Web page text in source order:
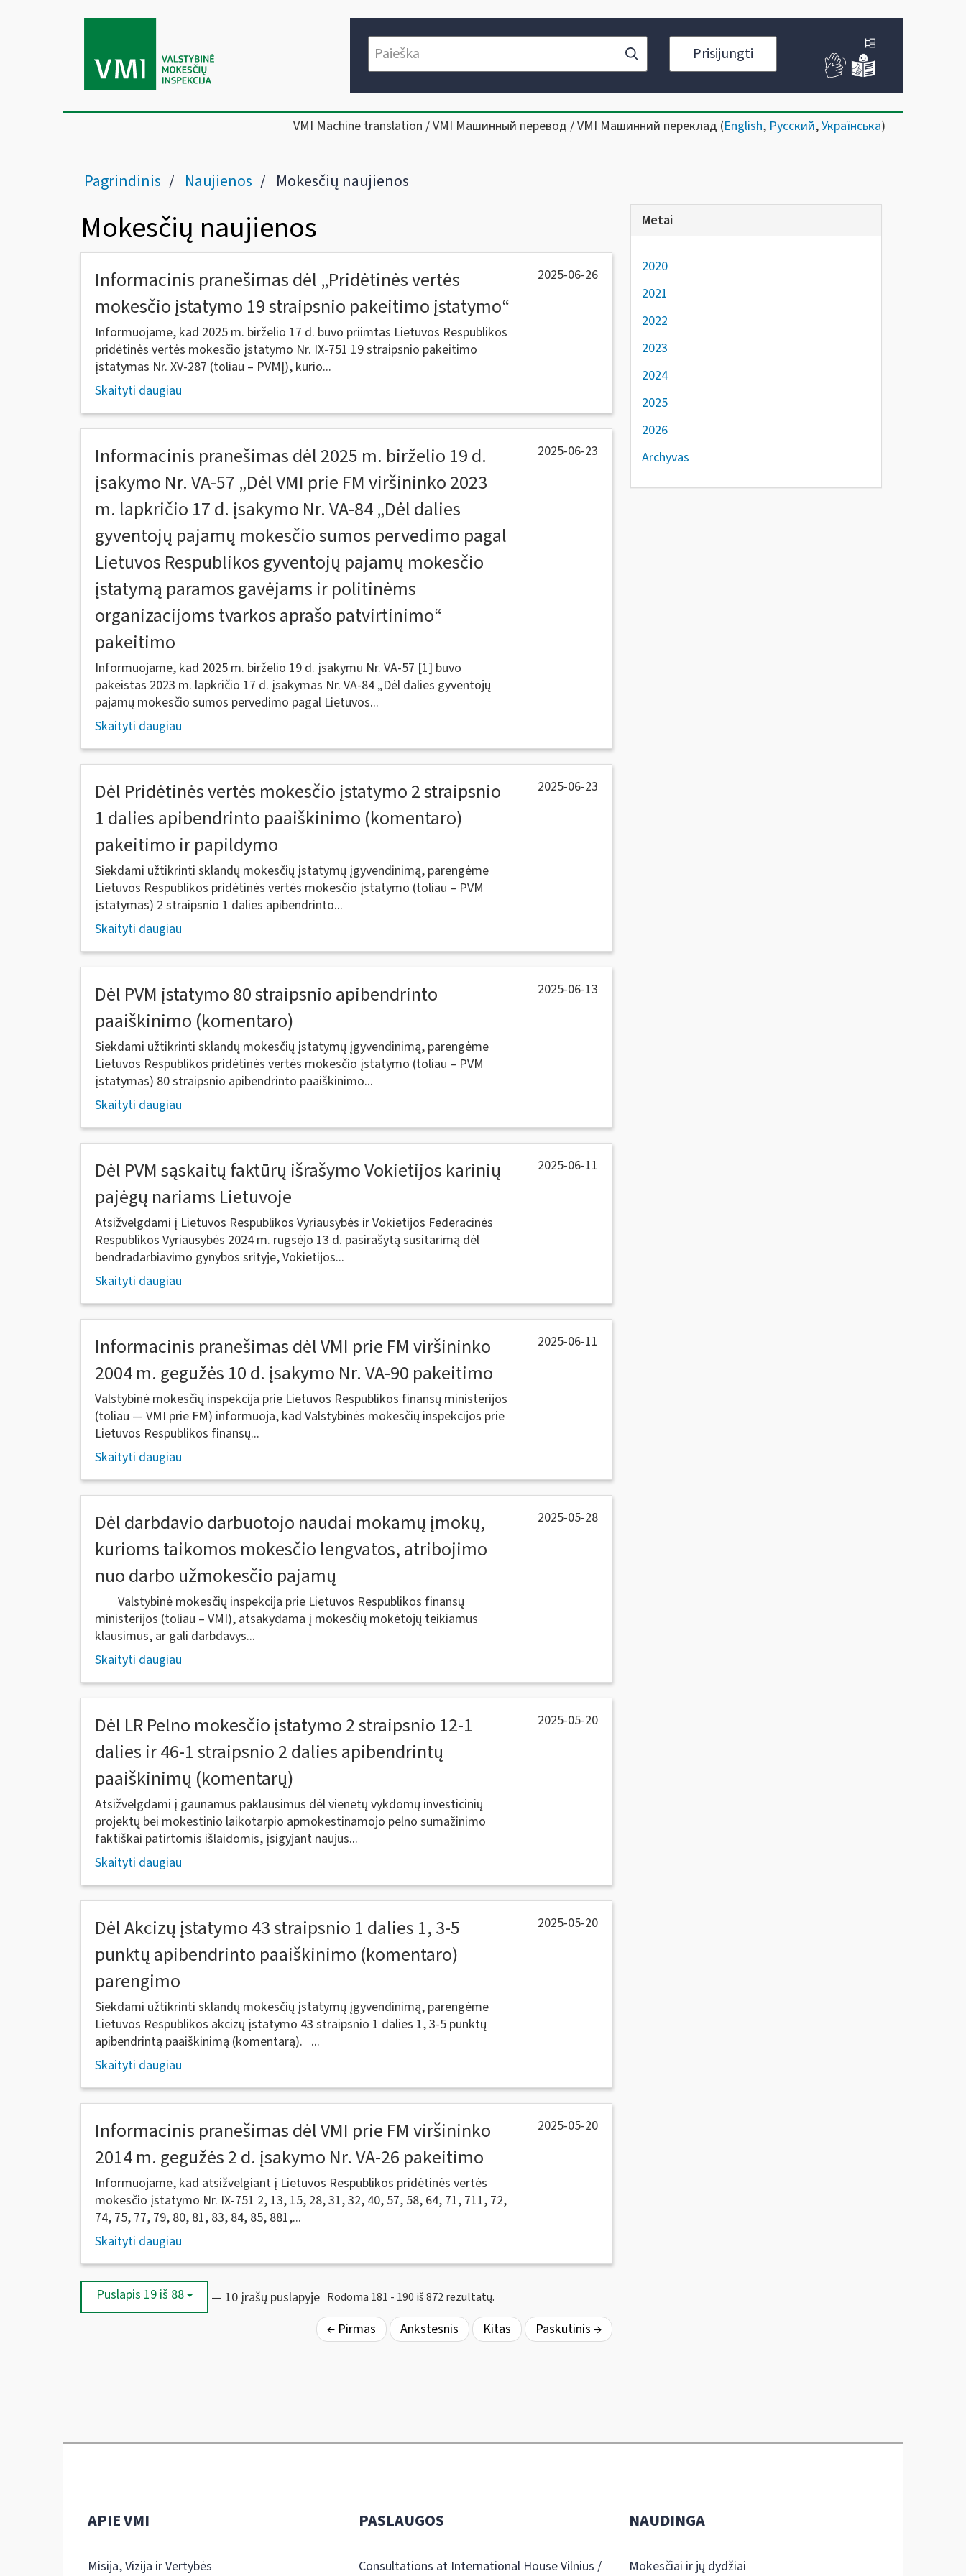
Prisijungti
VMI Machine translation / VMI Машинный перевод / VMI Машинний переклад (English, Русский,Українська)
Pagrindinis Naujienos Mokesčių naujienos
Mokesčių naujienos
Informacinis pranešimas dėl „Pridėtinės vertės
mokesčio įstatymo 19 straipsnio pakeitimo įstatymo“
2025-06-26
Informuojame, kad 2025 m. birželio 17 d. buvo priimtas Lietuvos Respublikos
pridėtinės vertės mokesčio įstatymo Nr. IX-751 19 straipsnio pakeitimo
įstatymas Nr. XV-287 (toliau – PVMĮ), kurio...
Skaityti daugiau
Informacinis pranešimas dėl 2025 m. birželio 19 d.
įsakymo Nr. VA-57 „Dėl VMI prie FM viršininko 2023
m. lapkričio 17 d. įsakymo Nr. VA-84 „Dėl dalies
gyventojų pajamų mokesčio sumos pervedimo pagal
Lietuvos Respublikos gyventojų pajamų mokesčio
įstatymą paramos gavėjams ir politinėms
organizacijoms tvarkos aprašo patvirtinimo“
pakeitimo
2025-06-23
Informuojame, kad 2025 m. birželio 19 d. įsakymu Nr. VA-57 [1] buvo
pakeistas 2023 m. lapkričio 17 d. įsakymas Nr. VA-84 „Dėl dalies gyventojų
pajamų mokesčio sumos pervedimo pagal Lietuvos...
Skaityti daugiau
Dėl Pridėtinės vertės mokesčio įstatymo 2 straipsnio
1 dalies apibendrinto paaiškinimo (komentaro)
pakeitimo ir papildymo
2025-06-23
Siekdami užtikrinti sklandų mokesčių įstatymų įgyvendinimą, parengėme
Lietuvos Respublikos pridėtinės vertės mokesčio įstatymo (toliau – PVM
įstatymas) 2 straipsnio 1 dalies apibendrinto...
Skaityti daugiau
Dėl PVM įstatymo 80 straipsnio apibendrinto
paaiškinimo (komentaro)
2025-06-13
Siekdami užtikrinti sklandų mokesčių įstatymų įgyvendinimą, parengėme
Lietuvos Respublikos pridėtinės vertės mokesčio įstatymo (toliau – PVM
įstatymas) 80 straipsnio apibendrinto paaiškinimo...
Skaityti daugiau
Dėl PVM sąskaitų faktūrų išrašymo Vokietijos karinių
pajėgų nariams Lietuvoje
2025-06-11
Atsižvelgdami į Lietuvos Respublikos Vyriausybės ir Vokietijos Federacinės
Respublikos Vyriausybės 2024 m. rugsėjo 13 d. pasirašytą susitarimą dėl
bendradarbiavimo gynybos srityje, Vokietijos...
Skaityti daugiau
Informacinis pranešimas dėl VMI prie FM viršininko
2004 m. gegužės 10 d. įsakymo Nr. VA-90 pakeitimo
2025-06-11
Valstybinė mokesčių inspekcija prie Lietuvos Respublikos finansų ministerijos
(toliau ― VMI prie FM) informuoja, kad Valstybinės mokesčių inspekcijos prie
Lietuvos Respublikos finansų...
Skaityti daugiau
Dėl darbdavio darbuotojo naudai mokamų įmokų,
kurioms taikomos mokesčio lengvatos, atribojimo
nuo darbo užmokesčio pajamų
2025-05-28
Valstybinė mokesčių inspekcija prie Lietuvos Respublikos finansų
ministerijos (toliau – VMI), atsakydama į mokesčių mokėtojų teikiamus
klausimus, ar gali darbdavys...
Skaityti daugiau
Dėl LR Pelno mokesčio įstatymo 2 straipsnio 12-1
dalies ir 46-1 straipsnio 2 dalies apibendrintų
paaiškinimų (komentarų)
2025-05-20
Atsižvelgdami į gaunamus paklausimus dėl vienetų vykdomų investicinių
projektų bei mokestinio laikotarpio apmokestinamojo pelno sumažinimo
faktiškai patirtomis išlaidomis, įsigyjant naujus...
Skaityti daugiau
Dėl Akcizų įstatymo 43 straipsnio 1 dalies 1, 3-5
punktų apibendrinto paaiškinimo (komentaro)
parengimo
2025-05-20
Siekdami užtikrinti sklandų mokesčių įstatymų įgyvendinimą, parengėme
Lietuvos Respublikos akcizų įstatymo 43 straipsnio 1 dalies 1, 3-5 punktų
apibendrintą paaiškinimą (komentarą). ...
Skaityti daugiau
Informacinis pranešimas dėl VMI prie FM viršininko
2014 m. gegužės 2 d. įsakymo Nr. VA-26 pakeitimo
2025-05-20
Informuojame, kad atsižvelgiant į Lietuvos Respublikos pridėtinės vertės
mokesčio įstatymo Nr. IX-751 2, 13, 15, 28, 31, 32, 40, 57, 58, 64, 71, 711, 72,
74, 75, 77, 79, 80, 81, 83, 84, 85, 881,...
Skaityti daugiau
Puslapis 19 iš 88 — 10 įrašų puslapyje Rodoma 181 - 190 iš 872 rezultatų.
← Pirmas Ankstesnis Kitas Paskutinis →
Metai
2020
2021
2022
2023
2024
2025
2026
Archyvas
APIE VMI
Misija, Vizija ir Vertybės
PASLAUGOS
Consultations at International House Vilnius /
NAUDINGA
Mokesčiai ir jų dydžiai